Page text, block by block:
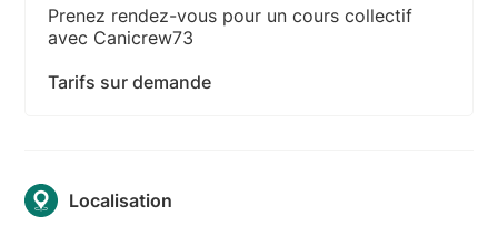
Prenez rendez-vous pour un cours collectif
avec Canicrew73
Tarifs sur demande
Localisation